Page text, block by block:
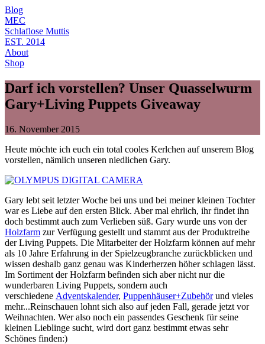
Blog
MEC
Schlaflose Muttis
EST. 2014
About
Shop
Darf ich vorstellen? Unser Quasselwurm
Gary+Living Puppets Giveaway
16. November 2015
Heute möchte ich euch ein total cooles Kerlchen auf unserem Blog
vorstellen, nämlich unseren niedlichen Gary.
Gary lebt seit letzter Woche bei uns und bei meiner kleinen Tochter
war es Liebe auf den ersten Blick. Aber mal ehrlich, ihr findet ihn
doch bestimmt auch zum Verlieben süß. Gary wurde uns von der
Holzfarm zur Verfügung gestellt und stammt aus der Produktreihe
der Living Puppets. Die Mitarbeiter der Holzfarm können auf mehr
als 10 Jahre Erfahrung in der Spielzeugbranche zurückblicken und
wissen deshalb ganz genau was Kinderherzen höher schlagen lässt.
Im Sortiment der Holzfarm befinden sich aber nicht nur die
wunderbaren Living Puppets, sondern auch
verschiedene Adventskalender, Puppenhäuser+Zubehörund vieles
mehr...Reinschauen lohnt sich also auf jeden Fall, gerade jetzt vor
Weihnachten. Wer also noch ein passendes Geschenk für seine
kleinen Lieblinge sucht, wird dort ganz bestimmt etwas sehr
Schönes finden:)